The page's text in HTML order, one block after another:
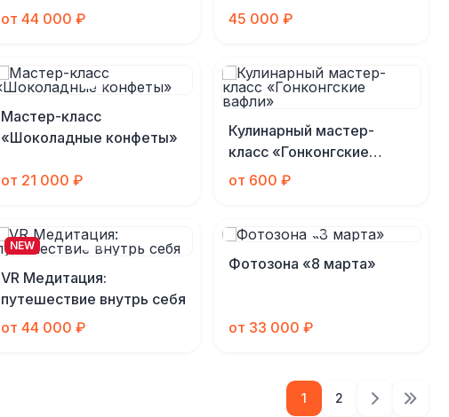
от 44 000 ₽ 45 000 ₽
Мастер-класс
«Шоколадные конфеты»
от 21 000 ₽
Кулинарный мастер-
класс «Гонконгские
вафли»
от 600 ₽
NEW
VR Медитация:
путешествие внутрь себя
от 44 000 ₽
Фотозона «8 марта»
от 33 000 ₽
1 2